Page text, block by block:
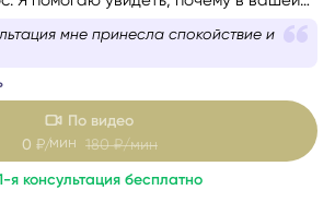
адаптирую расклад под конкретного
Я помогаю увидеть, почему в вашей
одни и те же сценарии, найти
конкретные шаги, чтобы
с уверенностью.
По видео
0 ₽/мин180 ₽/мин